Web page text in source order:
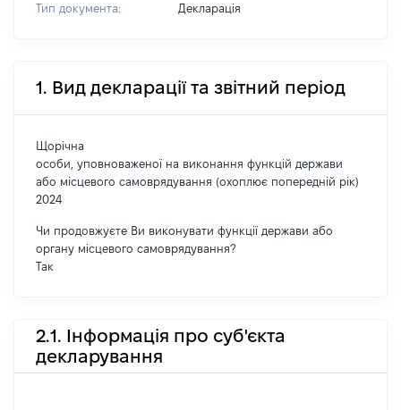
Тип документа: Декларація
1. Вид декларації та звітний період
Щорічна
особи, уповноваженої на виконання функцій держави
або місцевого самоврядування (охоплює попередній рік)
2024
Чи продовжуєте Ви виконувати функції держави або
органу місцевого самоврядування?
Так
2.1. Інформація про суб'єкта
декларування